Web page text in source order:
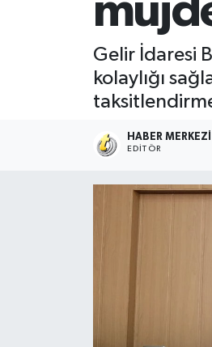
Gelir İdaresi
kolaylığı
HABER MERKEZI
EDITÖR
Ulusal Haberler
Vefat Edenler